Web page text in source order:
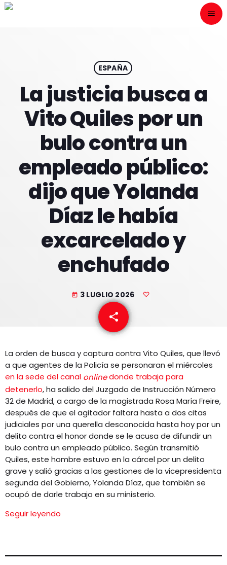
menu
play_arrow ONAIR
HOME
PROGRAMACION
NUESTRAS FRECUENCIAS
EQUIPO
ESPAÑA
La justicia busca a
Vito Quiles por un
bulo contra un
empleado público:
dijo que Yolanda
Díaz le había
excarcelado y
enchufado
today 3 LUGLIO 2026
share
email
La orden de busca y captura contra Vito Quiles, que llevó
a que agentes de la Policía se personaran el miércoles
en la sede del canal onlinedonde trabaja para
detenerlo, ha salido del Juzgado de Instrucción Número
32 de Madrid, a cargo de la magistrada Rosa María Freire,
después de que el agitador faltara hasta a dos citas
judiciales por una querella desconocida hasta hoy por un
delito contra el honor donde se le acusa de difundir un
bulo contra un empleado público. Según transmitió
Quiles, este hombre estuvo en la cárcel por un delito
grave y salió gracias a las gestiones de la vicepresidenta
segunda del Gobierno, Yolanda Díaz, que también se
ocupó de darle trabajo en su ministerio.
Seguir leyendo